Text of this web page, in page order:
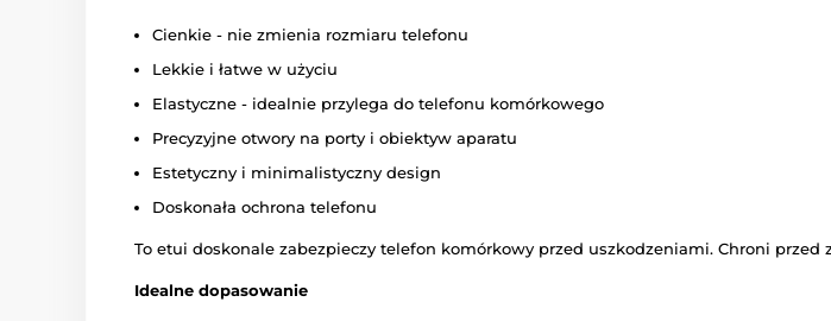
Cienkie - nie zmienia rozmiaru telefonu
Lekkie i łatwe w użyciu
Elastyczne - idealnie przylega do telefonu komórkowego
Precyzyjne otwory na porty i obiektyw aparatu
Estetyczny i minimalistyczny design
Doskonała ochrona telefonu
To etui doskonale zabezpieczy telefon komórkowy przed uszkodzeniami. Chroni
Idealne dopasowanie